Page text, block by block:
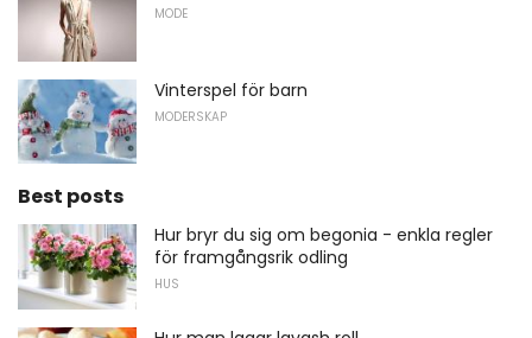
MODE
Vinterspel för barn
MODERSKAP
Best posts
Hur bryr du sig om begonia - enkla regler
för framgångsrik odling
HUS